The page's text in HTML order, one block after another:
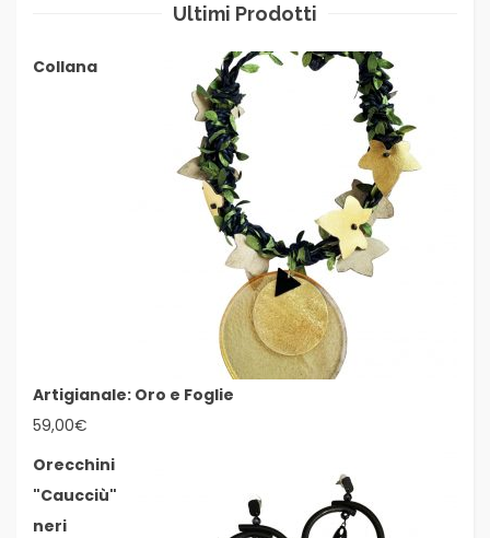
Ultimi Prodotti
Collana
Artigianale: Oro e Foglie
59,00€
Orecchini
"Caucciù"
neri